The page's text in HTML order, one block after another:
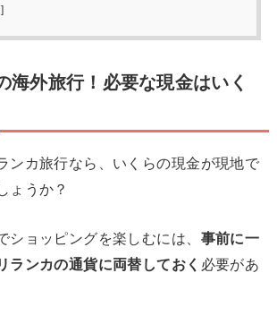
]
海外旅行！必要な現金はいく
ンカ旅行なら、いくらの現金が現地で
ょうか？
ショッピングを楽しむには、 事前に一
ランカの通貨に両替しておく 必要があ